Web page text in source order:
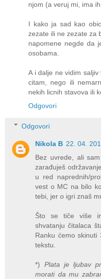
njom (a veruj mi, ima ih
I kako ja sad kao
zezate ili ne zezate za
napomene negde da
osobama.
A i dalje ne vidim
citam, nego ili
nekih licnih stavova ili
Odgovori
Odgovori
Nikola B 22. 04.
Bez uvrede, ali
zarađuješ
u red naprednih/
vest o MC na bilo
tebi, jer o igri znaš
Što se tiče više
shvatanju čitalaca
Ranku ćemo
tekstu.
*) Plata je ljubav
morati da mu